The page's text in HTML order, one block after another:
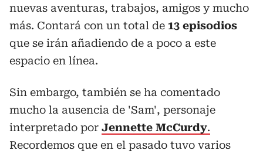
nuevas aventuras, trabajos, amigos y mucho
más. Contará con un total de 13 episodios
que se irán añadiendo de a poco a este
espacio en línea.
Sin embargo, también se ha comentado
mucho la ausencia de 'Sam', personaje
interpretado por Jennette McCurdy.
Recordemos que en el pasado tuvo varios